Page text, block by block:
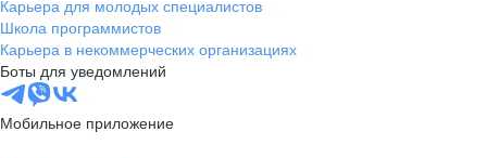
Карьера для молодых специалистов
Школа программистов
Карьера в некоммерческих организациях
Боты для уведомлений
Мобильное приложение